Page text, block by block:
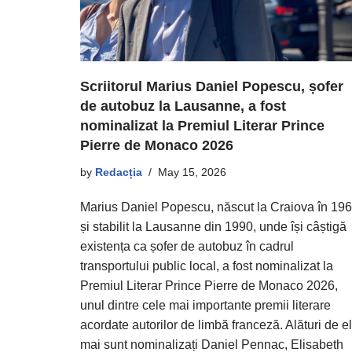
Scriitorul Marius Daniel Popescu, șofer
de autobuz la Lausanne, a fost
nominalizat la Premiul Literar Prince
Pierre de Monaco 2026
by Redacția May 15, 2026
Marius Daniel Popescu, născut la Craiova în
și stabilit la Lausanne din 1990, unde își câștigă
existența ca șofer de autobuz în cadrul
transportului public local, a fost nominalizat la
Premiul Literar Prince Pierre de Monaco 2026,
unul dintre cele mai importante premii literare
acordate autorilor de limbă franceză. Alături de el
mai sunt nominalizați Daniel Pennac, Elisabeth